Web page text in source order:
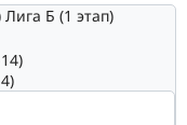
Б (1 этап)